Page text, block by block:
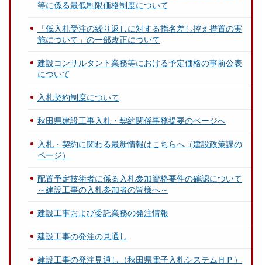
等に係る最低制限価格制度について
「低入札受注の繰り返しに対する指名差し控え措置の実
施について」の一部改正について
建設コンサルタント業務等における予定価格の事前公表
について
入札契約制度について
秋田県建設工事入札・契約関係事務提要のページへ
入札・契約に関わる最新情報はこちらへ（建設政策課の
ページ）
配置予定技術者に係る入札参加資格要件の確認について
～建設工事の入札参加者の皆様へ～
建設工事および委託業務の発注情報
建設工事の発注の見通し
建設工事の発注見通し（秋田県電子入札システムＨＰ）